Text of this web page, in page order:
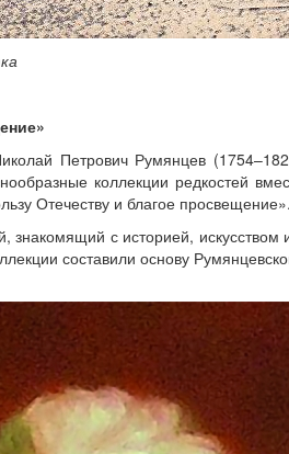
Петрович Румянцев
коллекции редкостей
Отечеству и благое просвещение».
с историей, искусством
составили основу